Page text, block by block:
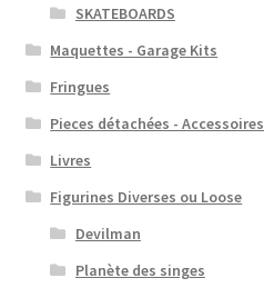
SKATEBOARDS
Maquettes - Garage Kits
Fringues
Pieces détachées - Accessoires
Livres
Figurines Diverses ou Loose
Devilman
Planète des singes